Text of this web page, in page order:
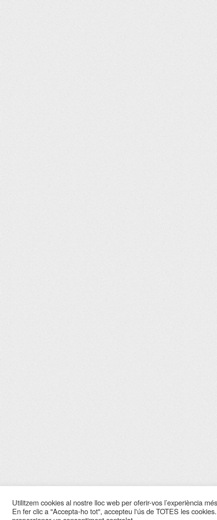
Utilitzem cookies al nostre lloc web per oferir-vos l’experiència
En fer clic a "Accepta-ho tot", accepteu l'ús de TOTES les